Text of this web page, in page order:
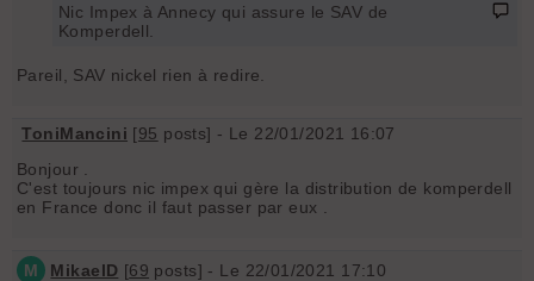
Nic Impex à Annecy qui assure le SAV de
Komperdell.
Pareil, SAV nickel rien à redire.
ToniMancini [95 posts] - Le 22/01/2021 16:07
Bonjour .
C'est toujours nic impex qui gère la distribution de komperdell
en France donc il faut passer par eux .
M MikaelD [69 posts] - Le 22/01/2021 17:10